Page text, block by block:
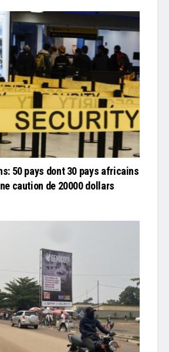
50 pays dont 30 pays africains
caution de 20000 dollars